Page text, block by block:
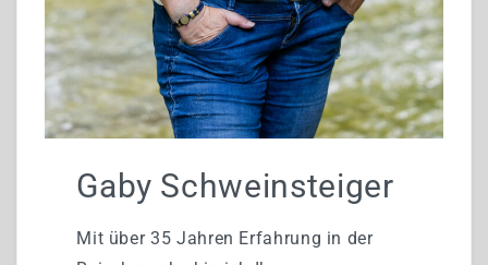
Gaby Schweinsteiger
Mit über 35 Jahren Erfahrung in der